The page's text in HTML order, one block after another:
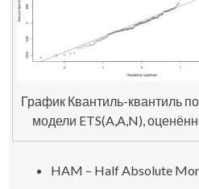
График Квантиль-квантиль
модели ETS(A,A,N),
HAM – Half Absolute